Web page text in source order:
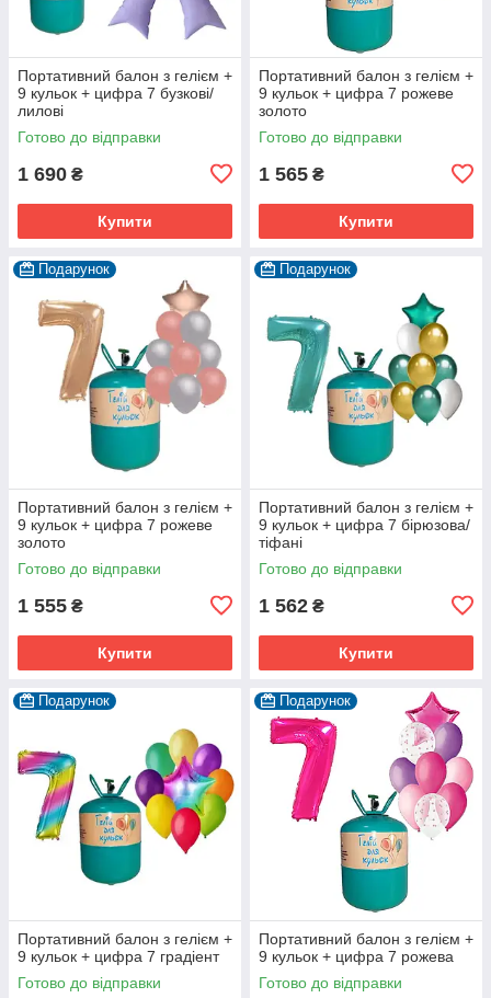
Портативний балон з гелієм +
9 кульок + цифра 7 бузкові/
лилові
Готово до відправки
1 690 ₴
Купити
Портативний балон з гелієм +
9 кульок + цифра 7 рожеве
золото
Готово до відправки
1 565 ₴
Купити
Подарунок
Портативний балон з гелієм +
9 кульок + цифра 7 рожеве
золото
Готово до відправки
1 555 ₴
Купити
Подарунок
Портативний балон з гелієм +
9 кульок + цифра 7 бірюзова/
тіфані
Готово до відправки
1 562 ₴
Купити
Подарунок
Портативний балон з гелієм +
9 кульок + цифра 7 градіент
Готово до відправки
Подарунок
Портативний балон з гелієм +
9 кульок + цифра 7 рожева
Готово до відправки